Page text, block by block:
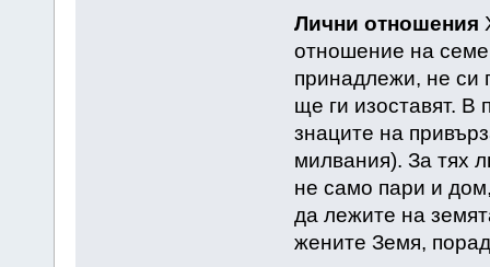
Лични отношения
отношение на
принадлежи, не си
ще ги изоставят. В
знаците на
милвания). За тях
не само пари и
да лежите на
жените Земя,